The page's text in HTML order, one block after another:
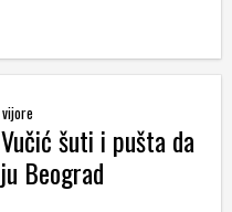
šuti i pušta da
Beograd